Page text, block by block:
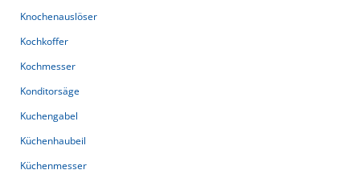
Knochenauslöser
Kochkoffer
Kochmesser
Konditorsäge
Kuchengabel
Küchenhaubeil
Küchenmesser